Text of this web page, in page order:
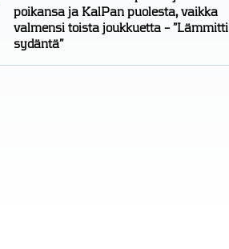
poikansa ja KalPan puolesta, vaikka
valmensi toista joukkuetta – ”Lämmitti
sydäntä”